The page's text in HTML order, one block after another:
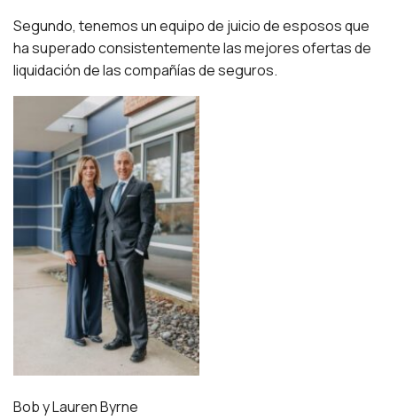
Segundo, tenemos un equipo de juicio de esposos que
ha superado consistentemente las mejores ofertas de
liquidación de las compañías de seguros.
Bob y Lauren Byrne